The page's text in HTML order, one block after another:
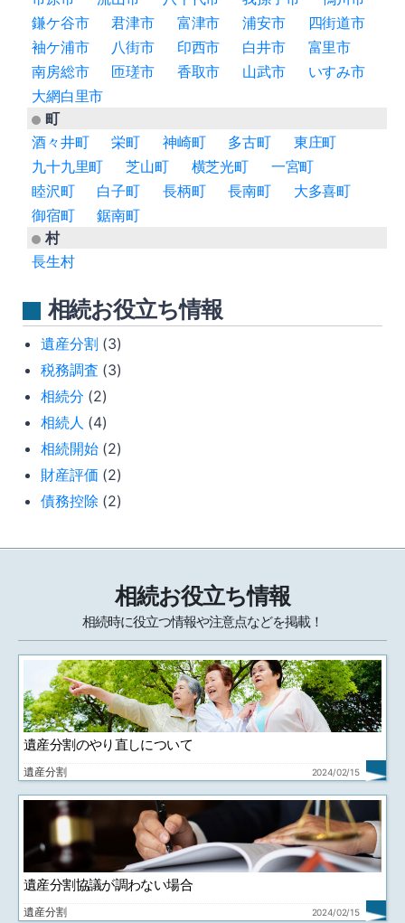
鎌ケ谷市
君津市 富津市 浦安市
四街道市
袖ケ浦市
八街市 印西市 白井市
富里市
南房総市
匝瑳市 香取市 山武市
いすみ市
大網白里市
町
酒々井町
栄町 神崎町 多古町
東庄町
九十九里町
芝山町 横芝光町
一宮町
睦沢町
白子町 長柄町 長南町
大多喜町
御宿町
鋸南町
村
長生村
相続お役立ち情報
遺産分割 (3)
税務調査 (3)
相続分 (2)
相続人 (4)
相続開始(2)
財産評価 (2)
債務控除 (2)
相続お役立ち情報
相続時に役立つ情報や注意点などを掲載！
遺産分割のやり直しについて
遺産分割 2024/02/15
遺産分割協議が調わない場合
遺産分割 2024/02/15